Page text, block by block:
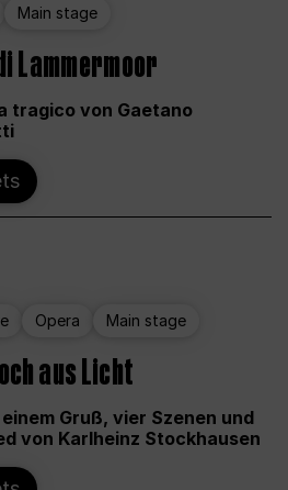
Main stage
Lammermoor
tragico von Gaetano
Opera Main stage
aus Licht
Gruß, vier Szenen und
von Karlheinz Stockhausen